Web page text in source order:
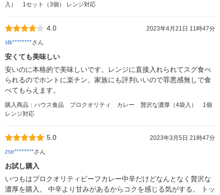
入） 1セット（3個） レンジ対応
4.0
2023年4月21日 11時47分
stk********さん
安くても美味しい
安いのに本格的で美味しいです。レンジに直接入れられてスグ食べ
られるのでホントに楽チン。家族にも評判いいので罪悪感無しで食
べてもらえます。
購入商品：ハウス食品 プロクオリティ カレー 贅沢な濃厚（4袋入） 1個
レンジ対応
5.0
2023年3月5日 21時47分
zse********さん
お試し購入
いつもはプロクオリティビーフカレー中辛だけどなんとなく贅沢な
濃厚を購入。 中辛より甘みがあるからコクを感じる気がする。 トッ